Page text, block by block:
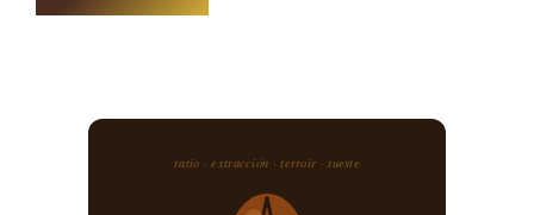
ratio · extracción · terroir · tueste